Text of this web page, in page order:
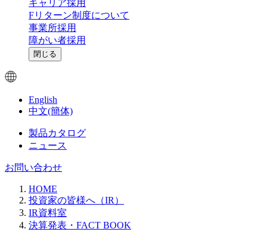
キャリア採用
Fリターン制度について
事業所採用
障がい者採用
閉じる
English
中文(簡体)
製品カタログ
ニュース
お問い合わせ
HOME
投資家の皆様へ（IR）
IR資料室
決算発表・FACT BOOK